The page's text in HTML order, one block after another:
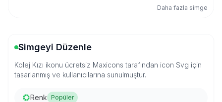
Daha fazla simge
Simgeyi Düzenle
Kolej Kızı ikonu ücretsiz Maxicons tarafından icon Svg için
tasarlanmış ve kullanıcılarına sunulmuştur.
Renk Popüler